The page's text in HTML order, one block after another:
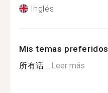
Inglés
Mis temas preferidos
所有话... Leer más